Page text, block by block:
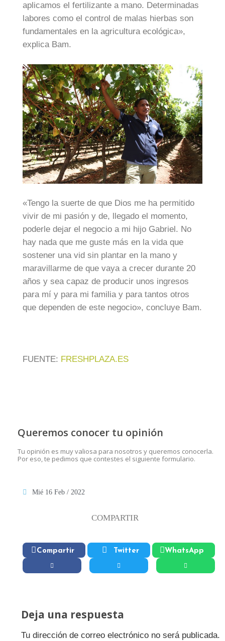
aplicamos el fertilizante a mano. Determinadas
labores como el control de malas hierbas son
fundamentales en la agricultura ecológica»,
explica Bam.
«Tengo la suerte de que Dios me ha permitido
vivir de mi pasión y de, llegado el momento,
poderle dejar el negocio a mi hijo Gabriel. No
hay nada que me guste más en la vida que
sostener una vid sin plantar en la mano y
maravillarme de que vaya a crecer durante 20
años y sea capaz de producir unos ingresos
para mí y para mi familia y para tantos otros
que dependen de este negocio», concluye Bam.
FUENTE: FRESHPLAZA.ES
Queremos conocer tu opinión
Tu opinión es muy valiosa para nosotros y queremos conocerla.
Por eso, te pedimos que contestes el siguiente formulario.
Mié 16 Feb / 2022
COMPARTIR
Compartir Twitter WhatsApp
Deja una respuesta
Tu dirección de correo electrónico no será publicada.